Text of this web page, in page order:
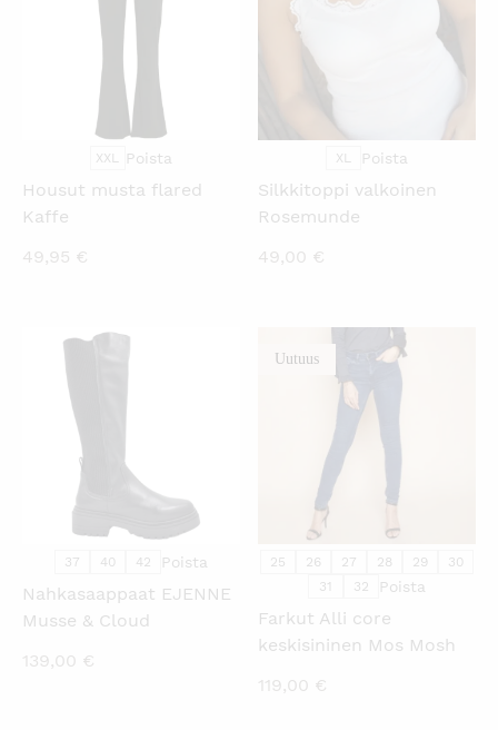
XXL Poista
Housut musta flared
Kaffe
49,95 €
XL Poista
Silkkitoppi valkoinen
Rosemunde
49,00 €
37 40 42 Poista
Nahkasaappaat EJENNE
Musse & Cloud
139,00 €
UutuusKATSO PIKANÄKYMÄ
25 26 27 28 29
30
31
32 Poista
Farkut Alli core
keskisininen Mos Mosh
119,00 €